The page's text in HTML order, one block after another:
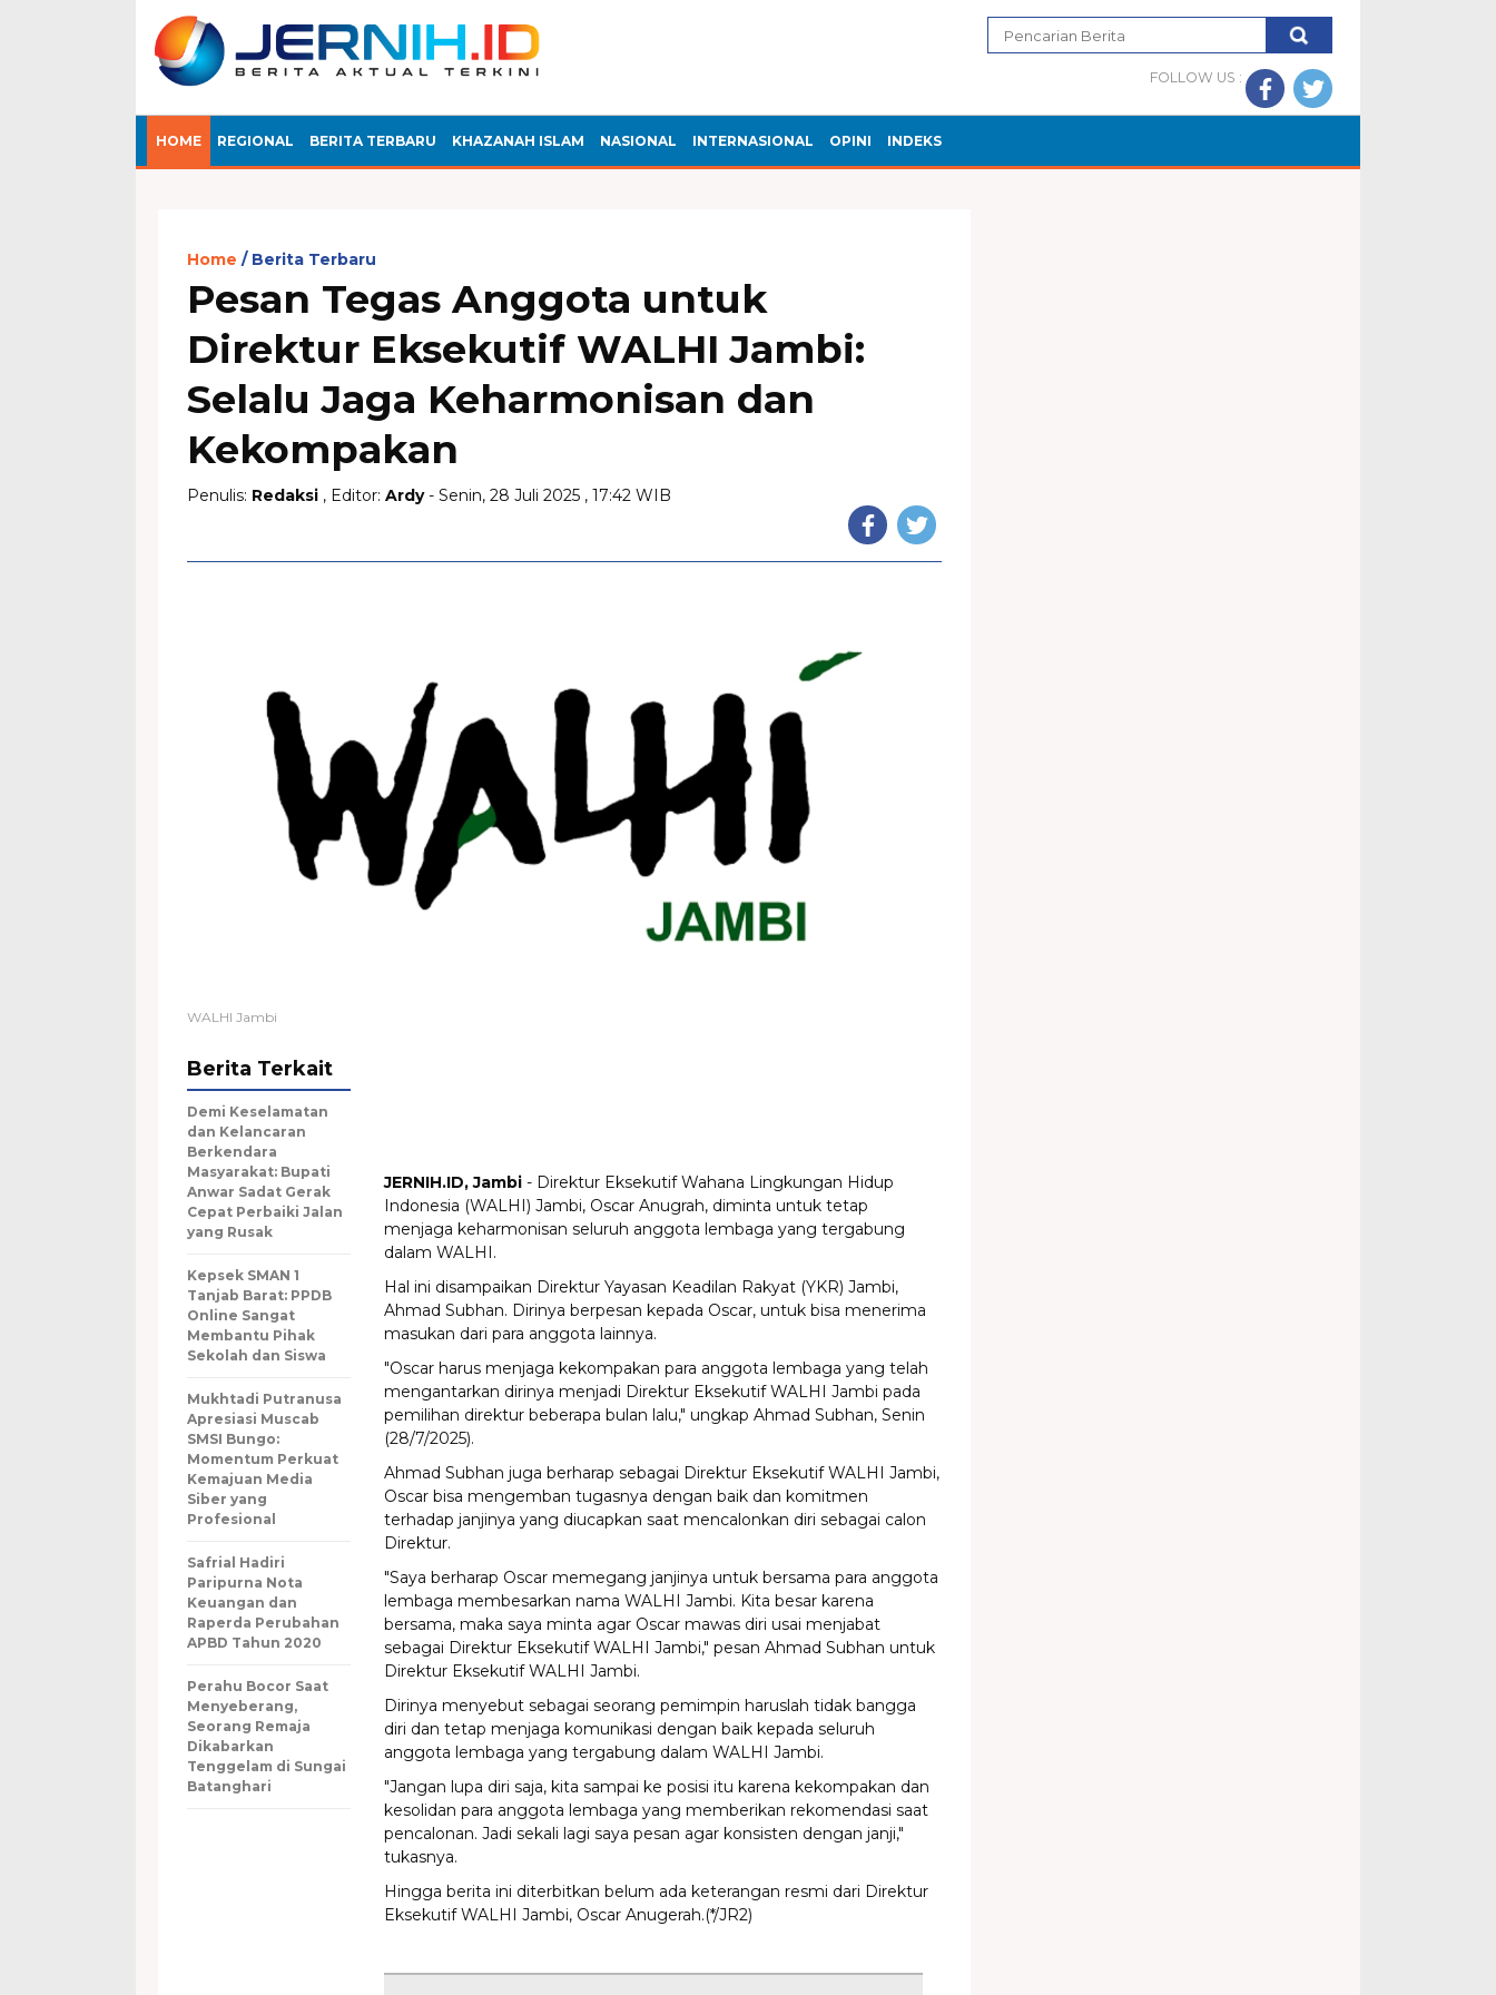
FOLLOW US :
HOME REGIONAL BERITA TERBARU KHAZANAH ISLAM NASIONAL INTERNASIONAL OPINI INDEKS
Home Berita Terbaru
Pesan Tegas Anggota untuk
Direktur Eksekutif WALHI Jambi:
Selalu Jaga Keharmonisan dan
Kekompakan
Penulis: Redaksi , Editor: Ardy- Senin, 28 Juli 2025 , 17:42 WIB
WALHI Jambi
Berita Terkait
Demi Keselamatan
dan Kelancaran
Berkendara
Masyarakat: Bupati
Anwar Sadat Gerak
Cepat Perbaiki Jalan
yang Rusak
Kepsek SMAN 1
Tanjab Barat: PPDB
Online Sangat
Membantu Pihak
Sekolah dan Siswa
Mukhtadi Putranusa
Apresiasi Muscab
SMSI Bungo:
Momentum Perkuat
Kemajuan Media
Siber yang
Profesional
Safrial Hadiri
Paripurna Nota
Keuangan dan
Raperda Perubahan
APBD Tahun 2020
Perahu Bocor Saat
Menyeberang,
Seorang Remaja
Dikabarkan
Tenggelam di Sungai
Batanghari
JERNIH.ID, Jambi - Direktur Eksekutif Wahana Lingkungan Hidup
Indonesia (WALHI) Jambi, Oscar Anugrah, diminta untuk tetap
menjaga keharmonisan seluruh anggota lembaga yang tergabung
dalam WALHI.
Hal ini disampaikan Direktur Yayasan Keadilan Rakyat (YKR) Jambi,
Ahmad Subhan. Dirinya berpesan kepada Oscar, untuk bisa menerima
masukan dari para anggota lainnya.
"Oscar harus menjaga kekompakan para anggota lembaga yang telah
mengantarkan dirinya menjadi Direktur Eksekutif WALHI Jambi pada
pemilihan direktur beberapa bulan lalu," ungkap Ahmad Subhan, Senin
(28/7/2025).
Ahmad Subhan juga berharap sebagai Direktur Eksekutif WALHI Jambi,
Oscar bisa mengemban tugasnya dengan baik dan komitmen
terhadap janjinya yang diucapkan saat mencalonkan diri sebagai calon
Direktur.
"Saya berharap Oscar memegang janjinya untuk bersama para anggota
lembaga membesarkan nama WALHI Jambi. Kita besar karena
bersama, maka saya minta agar Oscar mawas diri usai menjabat
sebagai Direktur Eksekutif WALHI Jambi," pesan Ahmad Subhan untuk
Direktur Eksekutif WALHI Jambi.
Dirinya menyebut sebagai seorang pemimpin haruslah tidak bangga
diri dan tetap menjaga komunikasi dengan baik kepada seluruh
anggota lembaga yang tergabung dalam WALHI Jambi.
"Jangan lupa diri saja, kita sampai ke posisi itu karena kekompakan dan
kesolidan para anggota lembaga yang memberikan rekomendasi saat
pencalonan. Jadi sekali lagi saya pesan agar konsisten dengan janji,"
tukasnya.
Hingga berita ini diterbitkan belum ada keterangan resmi dari Direktur
Eksekutif WALHI Jambi, Oscar Anugerah.(*/JR2)